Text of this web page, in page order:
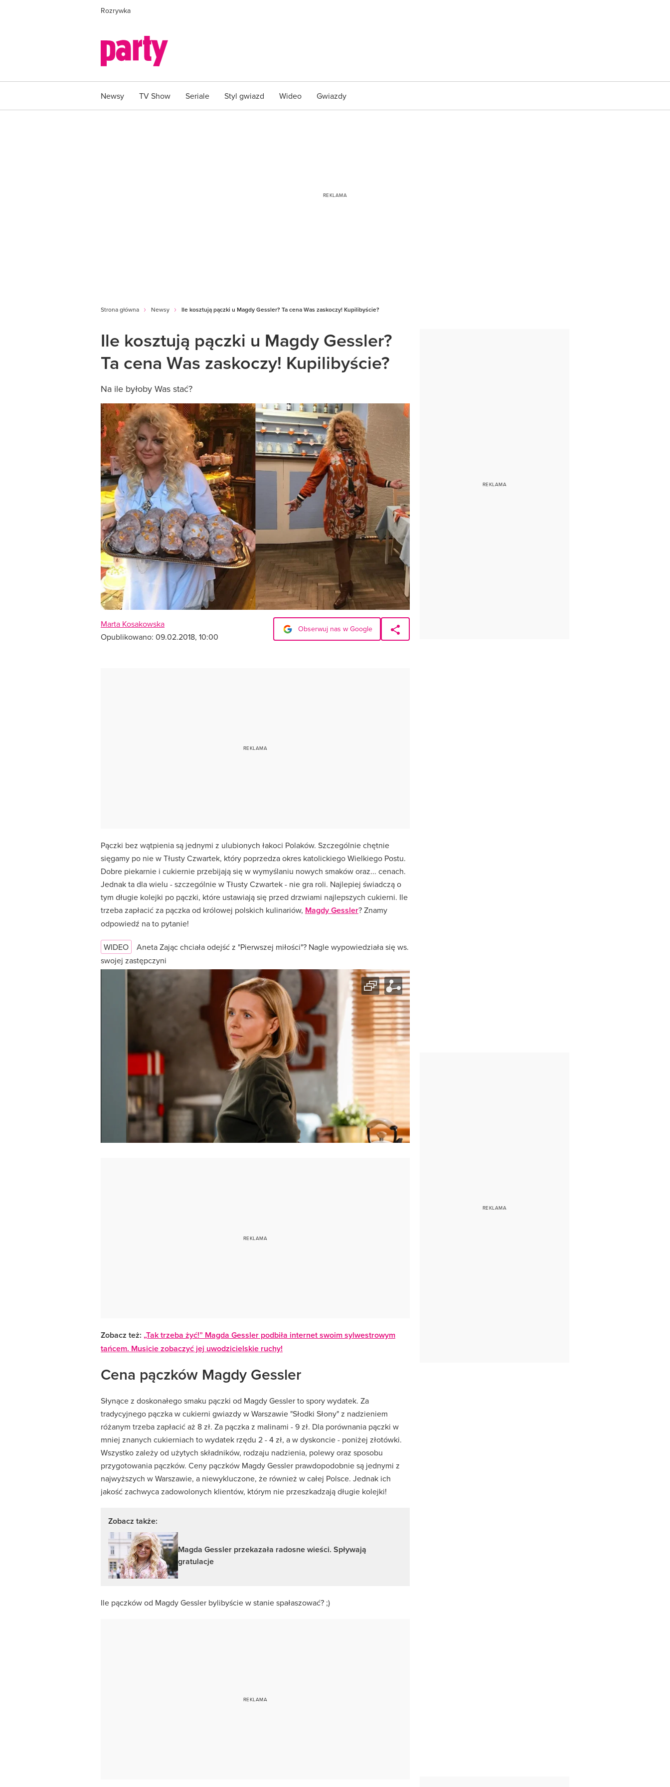
Rozrywka
Newsy TV Show Seriale Styl gwiazd Wideo Gwiazdy
Strona główna Newsy Ile kosztują pączki u Magdy Gessler? Ta cena Was zaskoczy! Kupilibyście?
Ile kosztują pączki u Magdy Gessler?
Ta cena Was zaskoczy! Kupilibyście?
Na ile byłoby Was stać?
Marta Kosakowska
Opublikowano: 09.02.2018, 10:00
Obserwuj nas w Google
Pączki bez wątpienia są jednymi z ulubionych łakoci Polaków. Szczególnie chętnie
sięgamy po nie w Tłusty Czwartek, który poprzedza okres katolickiego Wielkiego Postu.
Dobre piekarnie i cukiernie przebijają się w wymyślaniu nowych smaków oraz... cenach.
Jednak ta dla wielu - szczególnie w Tłusty Czwartek - nie gra roli. Najlepiej świadczą o
tym długie kolejki po pączki, które ustawiają się przed drzwiami najlepszych cukierni. Ile
trzeba zapłacić za pączka od królowej polskich kulinariów, Magdy Gessler? Znamy
odpowiedź na to pytanie!
WIDEO
Aneta Zając chciała odejść z "Pierwszej miłości"? Nagle wypowiedziała się ws.
swojej zastępczyni
Zobacz też: „Tak trzeba żyć!” Magda Gessler podbiła internet swoim sylwestrowym
tańcem. Musicie zobaczyć jej uwodzicielskie ruchy!
Cena pączków Magdy Gessler
Słynące z doskonałego smaku pączki od Magdy Gessler to spory wydatek. Za
tradycyjnego pączka w cukierni gwiazdy w Warszawie "Słodki Słony" z nadzieniem
różanym trzeba zapłacić aż 8 zł. Za pączka z malinami - 9 zł. Dla porównania pączki w
mniej znanych cukierniach to wydatek rzędu 2 - 4 zł, a w dyskoncie - poniżej złotówki.
Wszystko zależy od użytych składników, rodzaju nadzienia, polewy oraz sposobu
przygotowania pączków. Ceny pączków Magdy Gessler prawdopodobnie są jednymi z
najwyższych w Warszawie, a niewykluczone, że również w całej Polsce. Jednak ich
jakość zachwyca zadowolonych klientów, którym nie przeszkadzają długie kolejki!
Zobacz także:
Magda Gessler przekazała radosne wieści. Spływają
gratulacje
Ile pączków od Magdy Gessler bylibyście w stanie spałaszować? ;)